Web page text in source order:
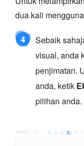
dua kali
4
Sebaik
visual, anda
penjimatan.
anda, ketik
pilihan anda.